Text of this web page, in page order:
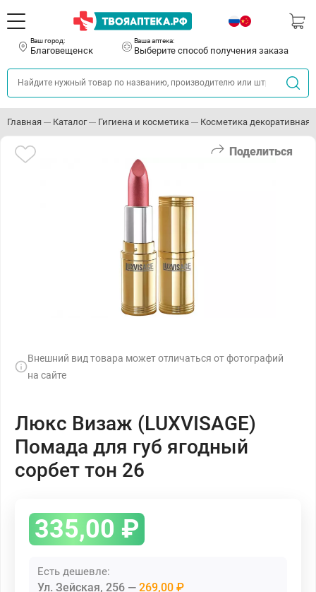
Ваш город:
Благовещенск
Ваша аптека:
Выберите способ получения заказа
Главная Каталог Гигиена и косметика Косметика декоративная
Поделиться
Внешний вид товара может отличаться от фотографий
на сайте
Люкс Визаж (LUXVISAGE)
Помада для губ ягодный
сорбет тон 26
335,00 ₽
Есть дешевле:
Ул. Зейская, 256 269,00 ₽